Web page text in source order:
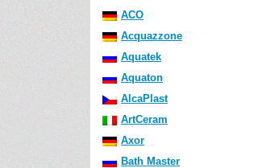
ACO
Acquazzone
Aquatek
Aquaton
AlcaPlast
ArtCeram
Axor
Bath Master